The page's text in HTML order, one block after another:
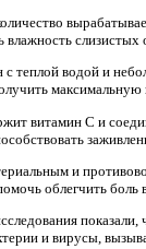
слизистых
теплой водой и
максимальную
витамин С и
и
облегчить боль
показали,
и вирусы,